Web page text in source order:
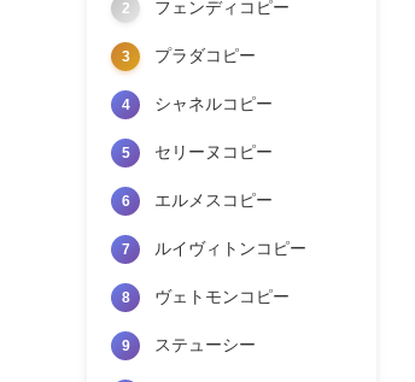
2 フェンディコピー
3 プラダコピー
4 シャネルコピー
5 セリーヌコピー
6 エルメスコピー
7 ルイヴィトンコピー
8 ヴェトモンコピー
9 ステューシー